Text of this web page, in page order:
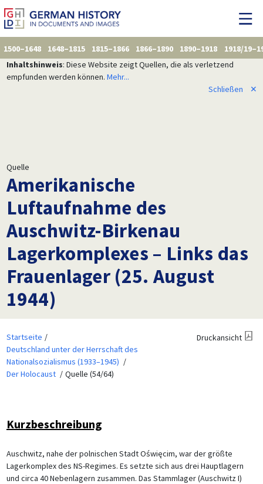
1500–1648 1648–1815 1815–1866 1866–1890 1890–1918
1918/
Inhaltshinweis: Diese Website zeigt Quellen, die als verletzend
empfunden werden können. Mehr...
Schließen
✕
Quelle
Amerikanische
Luftaufnahme des
Auschwitz-Birkenau
Lagerkomplexes – Links das
Frauenlager (25. August
1944)
Startseite
Deutschland unter der Herrschaft des
Nationalsozialismus (1933–1945)
Der Holocaust
Quelle (54/64)
Druckansicht
Kurzbeschreibung
Auschwitz, nahe der polnischen Stadt Oświęcim, war der größte
Lagerkomplex des NS-Regimes. Es setzte sich aus drei Hauptlagern
und circa 40 Nebenlagern zusammen. Das Stammlager (Auschwitz I)